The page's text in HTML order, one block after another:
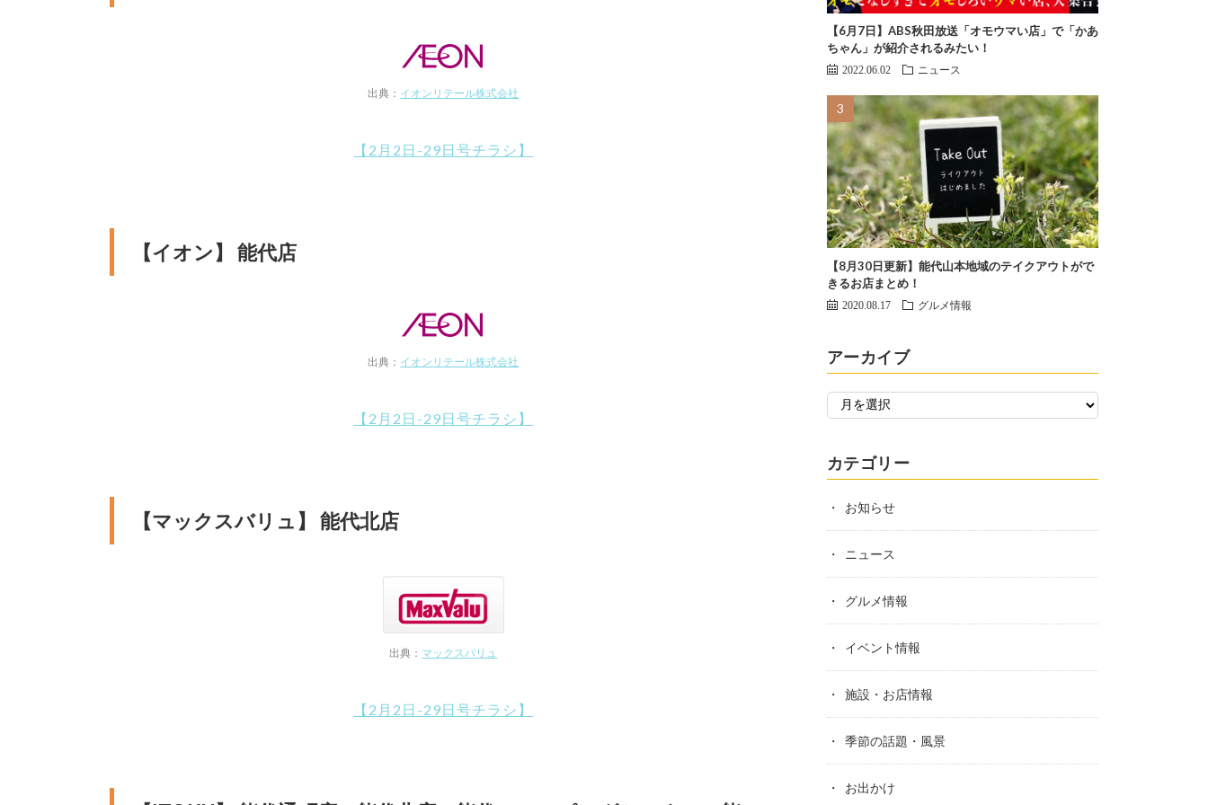
出典： イオンリテール株式会社
【2月2日-29日号チラシ】
【イオン】 能代店
出典： イオンリテール株式会社
【2月2日-29日号チラシ】
【マックスバリュ】 能代北店
出典： マックスバリュ
【2月2日-29日号チラシ】
【6月7日】ABS秋田放送「オモウマい店」で「かあ
ちゃん」が紹介されるみたい！
2022.06.02 ニュース
【8月30日更新】能代山本地域のテイクアウトがで
きるお店まとめ！
2020.08.17 グルメ情報
アーカイブ
カテゴリー
お知らせ
ニュース
グルメ情報
イベント情報
施設・お店情報
季節の話題・風景
お出かけ